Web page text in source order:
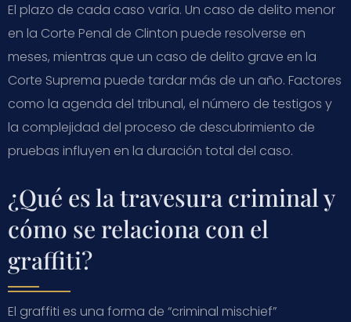
El plazo de cada caso varía. Un caso de delito menor
en la Corte Penal de Clinton puede resolverse en
meses, mientras que un caso de delito grave en la
Corte Suprema puede tardar más de un año. Factores
como la agenda del tribunal, el número de testigos y
la complejidad del proceso de descubrimiento de
pruebas influyen en la duración total del caso.
¿Qué es la travesura criminal y
cómo se relaciona con el
graffiti?
El graffiti es una forma de “criminal mischief”